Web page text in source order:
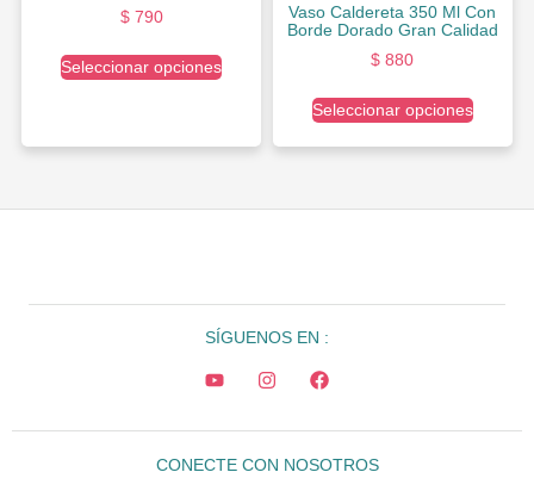
$790
Seleccionar opciones
Vaso Caldereta 350 Ml Con
Borde Dorado Gran Calidad
$ 880
Seleccionar opciones
SÍGUENOS EN :
CONECTE CON NOSOTROS